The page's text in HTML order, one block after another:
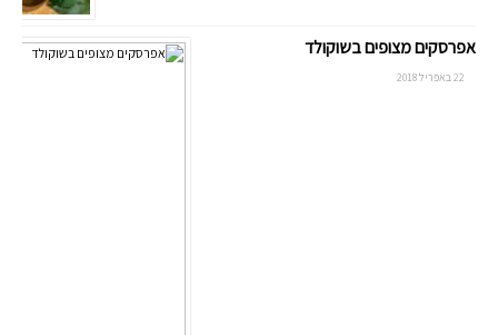
אפרסקים מצופים בשוקולד
22 באפריל 2018